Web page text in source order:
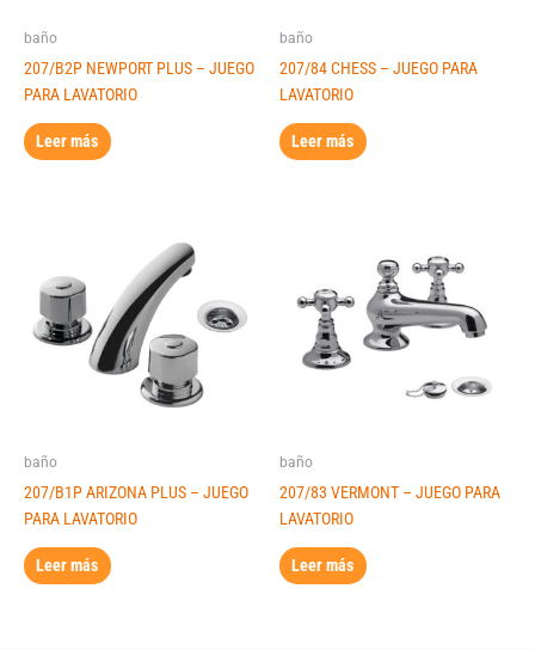
baño
207/B2P NEWPORT PLUS – JUEGO
PARA LAVATORIO
Leer más
baño
207/84 CHESS – JUEGO PARA
LAVATORIO
Leer más
baño
207/B1P ARIZONA PLUS – JUEGO
PARA LAVATORIO
Leer más
baño
207/83 VERMONT – JUEGO PARA
LAVATORIO
Leer más